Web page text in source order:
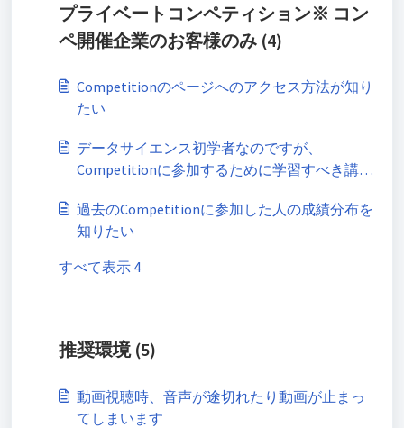
プライベートコンペティション※ コン
ペ開催企業のお客様のみ (4)
Competitionのページへのアクセス方法が知り
たい
データサイエンス初学者なのですが、
Competitionに参加するために学習すべき講座
過去のCompetitionに参加した人の成績分布を
知りたい
すべて表示 4
推奨環境 (5)
動画視聴時、音声が途切れたり動画が止まっ
てしまいます